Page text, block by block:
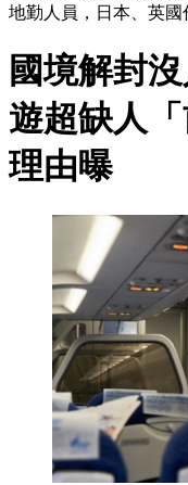
地勤人員，日本、英
國境解封
遊超缺人
理由曝